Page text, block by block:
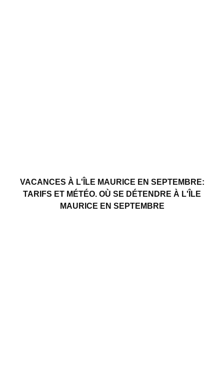
VACANCES À L'ÎLE MAURICE EN SEPTEMBRE:
TARIFS ET MÉTÉO. OÙ SE DÉTENDRE À L'ÎLE
MAURICE EN SEPTEMBRE